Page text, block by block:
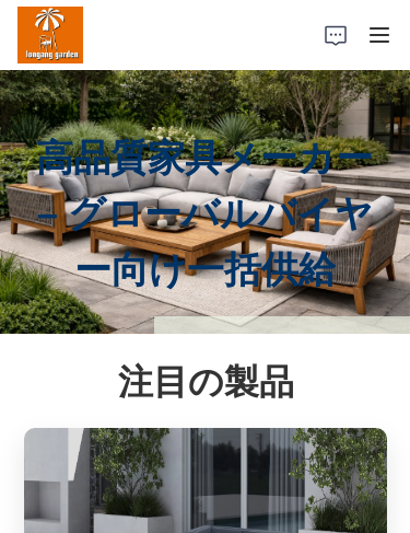
高品質家具メーカー
– グローバルバイヤ
ー向け一括供給
注目の製品
ホーム
製品
ケーススタディ
工場の強み
お問い合わせ